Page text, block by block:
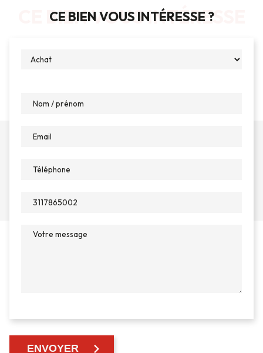
CE BIEN VOUS INTÉRESSE ?
CE BIEN VOUS INTÉRESSE